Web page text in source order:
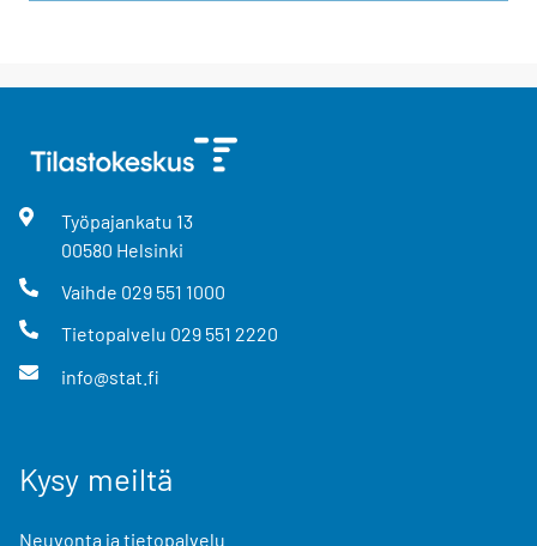
Työpajankatu 13
00580 Helsinki
Vaihde 029 551 1000
Tietopalvelu 029 551 2220
info@stat.fi
Kysy meiltä
Neuvonta ja tietopalvelu